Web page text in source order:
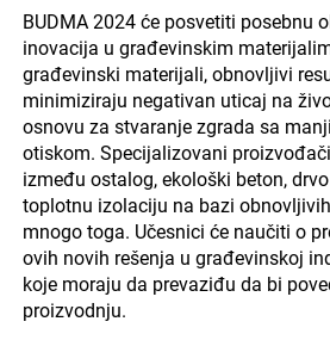
BUDMA 2024 će posvetiti posebnu
inovacija u građevinskim
građevinski materijali, obnovljivi
minimiziraju negativan uticaj na
osnovu za stvaranje zgrada sa
otiskom. Specijalizovani
između ostalog, ekološki beton,
toplotnu izolaciju na bazi
mnogo toga. Učesnici će naučiti o
ovih novih rešenja u građevinskoj
koje moraju da prevaziđu da bi
proizvodnju.